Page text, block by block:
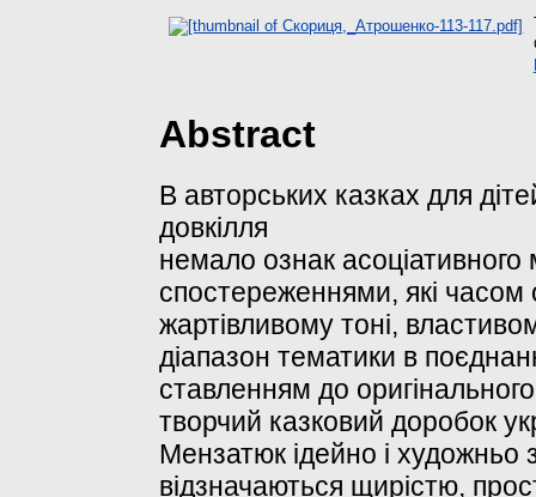
Abstract
В авторських казках для
довкілля
немало ознак
спостереженнями, які
жартівливому тоні,
діапазон тематики в
ставленням до
творчий казковий доробок
Мензатюк ідейно і
відзначаються щирістю,